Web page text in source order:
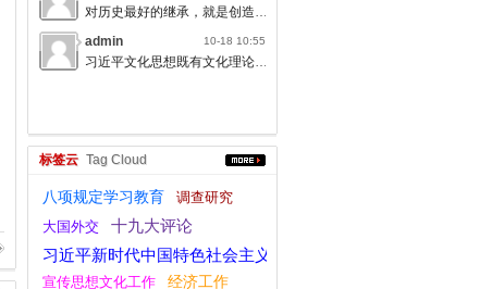
对历史最好的继承，就是创造新的历史；对人类文明最大的礼敬，就是创造人类文明新形态。
admin
10-18 10:55
习近平文化思想既有文化理论观点上的创新和突破，又有文化工作布局上的部署要求，标志着我们党对中国特色社会主义文化建设规律的认识达到了新高度，表明我们党的历史自信、文化自信达到了新高度。
标签云 Tag Cloud
八项规定学习教育
调查研究
大国外交
十九大评论
习近平新时代中国特色社会主义思想
宣传思想文化工作 经济工作